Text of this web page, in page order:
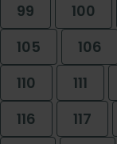
99
100
105
106
110
111
116
117